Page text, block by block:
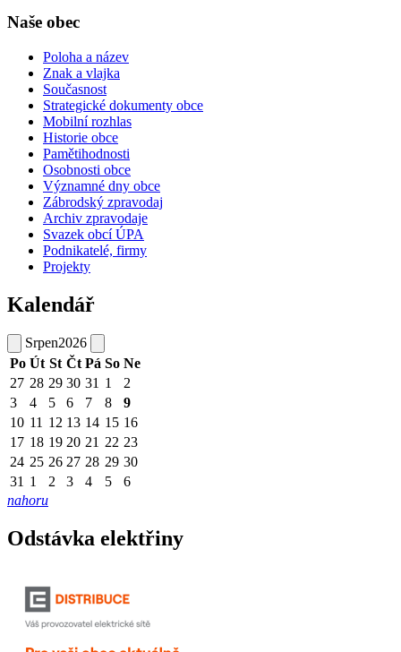
Naše obec
Poloha a název
Znak a vlajka
Současnost
Strategické dokumenty obce
Mobilní rozhlas
Historie obce
Pamětihodnosti
Osobnosti obce
Významné dny obce
Zábrodský zpravodaj
Archiv zpravodaje
Svazek obcí ÚPA
Podnikatelé, firmy
Projekty
Kalendář
Srpen2026
Po Út St Čt Pá So Ne
27 28 29 30 31 1
2
3
4 5 6 7 8
9
10 11 12 13 14 15 16
17 18 19 20 21 22 23
24 25 26 27 28 29 30
31 1 2 3 4 5
6
nahoru
Odstávka elektřiny